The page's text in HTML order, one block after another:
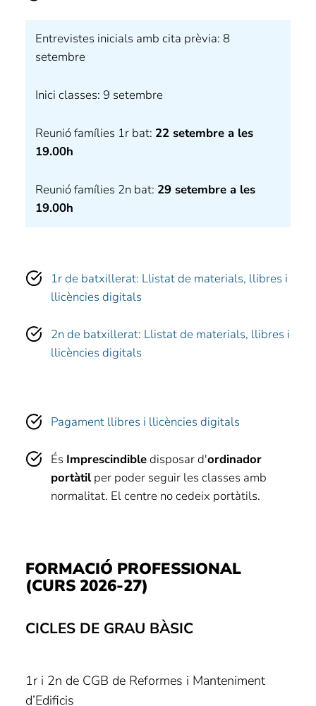
Entrevistes inicials amb cita prèvia: 8
setembre
Inici classes: 9 setembre
Reunió famílies 1r bat: 22 setembre a les
19.00h
Reunió famílies 2n bat: 29 setembre a les
19.00h
1r de batxillerat: Llistat de materials, llibres i
llicències digitals
2n de batxillerat: Llistat de materials, llibres i
llicències digitals
Pagament llibres i llicències digitals
És Imprescindibledisposar d'ordinador
portàtilper poder seguir les classes amb
normalitat. El centre no cedeix portàtils.
FORMACIÓ PROFESSIONAL
(CURS 2026-27)
CICLES DE GRAU BÀSIC
1r i 2n de CGB de Reformes i Manteniment
d’Edificis